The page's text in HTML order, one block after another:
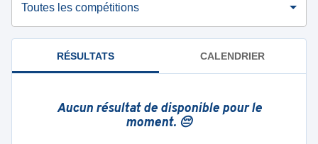
Toutes les compétitions
RÉSULTATS CALENDRIER
Aucun résultat de disponible pour le
moment. 😔